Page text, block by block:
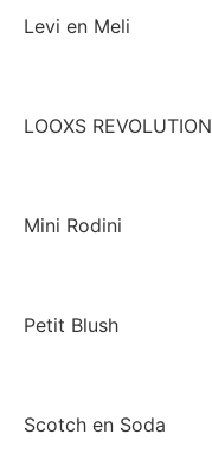
Levi en Meli
LOOXS REVOLUTION
Mini Rodini
Petit Blush
Scotch en Soda